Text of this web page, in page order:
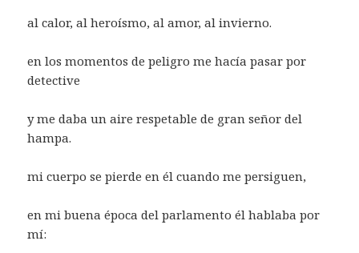
al calor, al heroísmo, al amor, al invierno.
en los momentos de peligro me hacía pasar por
detective
y me daba un aire respetable de gran señor del
hampa.
mi cuerpo se pierde en él cuando me persiguen,
en mi buena época del parlamento él hablaba por
mí: